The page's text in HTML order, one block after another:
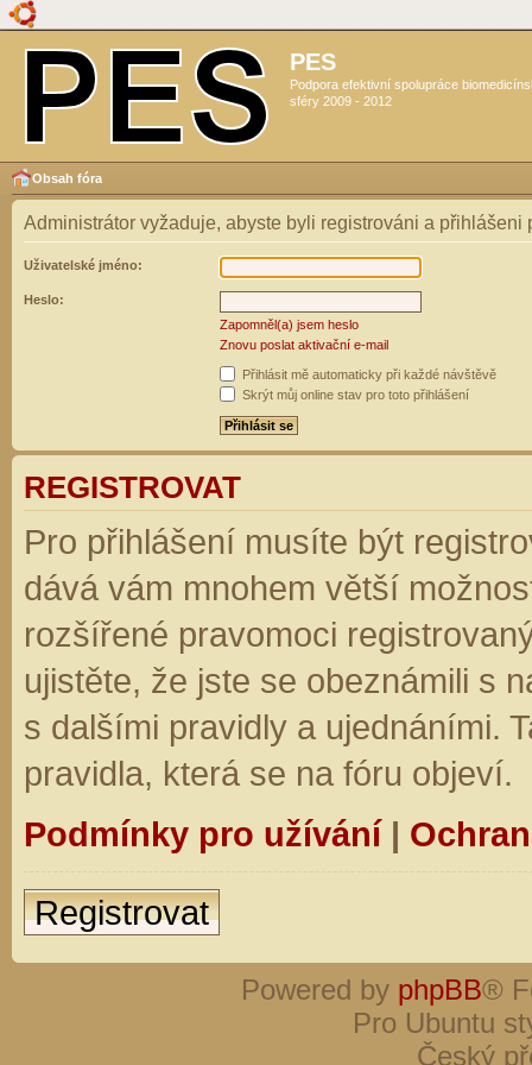
PES
Podpora efektivní spolupráce
sféry 2009 - 2012
Obsah fóra
Administrátor vyžaduje, abyste byli registrováni a přihlášeni
Uživatelské jméno:
Heslo:
Zapomněl(a) jsem heslo
Znovu poslat aktivační e-mail
Přihlásit mě automaticky při každé návštěvě
Skrýt můj online stav pro toto přihlášení
REGISTROVAT
Pro přihlášení musíte být
dává vám mnohem větší
rozšířené pravomoci
ujistěte, že jste se obeznámili s
s dalšími pravidly a ujednáními.
pravidla, která se na fóru objeví.
Podmínky pro užívání|
Registrovat
Powered by phpBB®
Pro Ubuntu
Český